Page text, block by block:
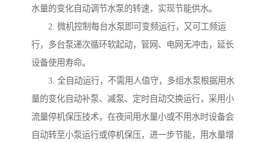
水量的变化自动调节水泵的转速，实现节能供水。
2. 微机控制每台水泵即可变频运行，又可工频运
行，多台泵递次循环软起动，管网、电网无冲击，延长
设备使用寿命。
3. 全自动运行，不需用人值守，多组水泵根据用水
量的变化自动补泵、减泵、定时自动交换运行，采用小
流量停机保压技术，在夜间用水量小或不用水时设备会
自动转至小泵运行或停机保压，进一步节能，用水量增